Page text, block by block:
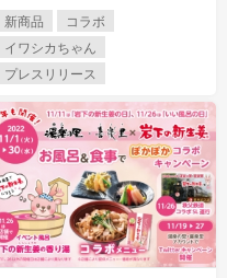
新商品
コラボ
イワシカちゃん
プレスリリース